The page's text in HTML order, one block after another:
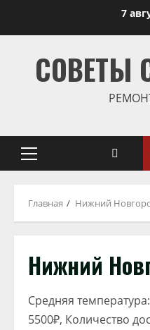
7
СОВЕТЫ
Основное
Главная Нижний
Нижний
Средняя
5500₽, Количество